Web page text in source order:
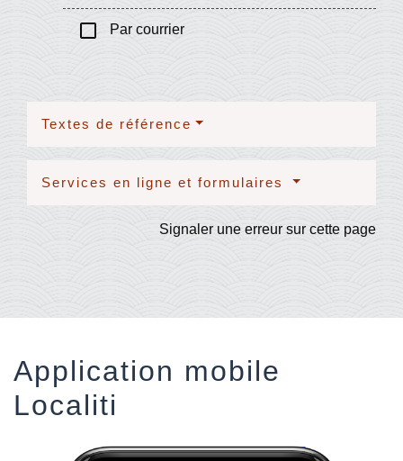
check_box_outline_blank Par courrier
Textes de référence
Services en ligne et formulaires
Signaler une erreur sur cette page
Application mobile
Localiti